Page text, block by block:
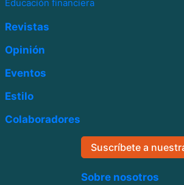
Educación financiera
Revistas
Opinión
Eventos
Estilo
Colaboradores
Suscríbete a
Sobre nosotros